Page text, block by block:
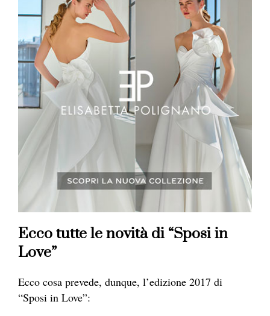
Ecco tutte le novità di “Sposi in
Love”
Ecco cosa prevede, dunque, l’edizione 2017 di
“Sposi in Love”: